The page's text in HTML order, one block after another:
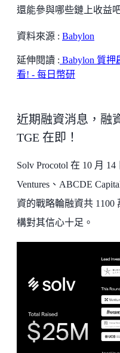
還能參與哪些鏈上收益
資料來源 : Babylon
延伸閱讀 : Babylon 質押
看! - 每日幣研
近期融資消息，融
TGE 在即！
Solv Procotol 在 10 月
Ventures、ABCDE
資的戰略輪融資共 1100
構對其信心十足。